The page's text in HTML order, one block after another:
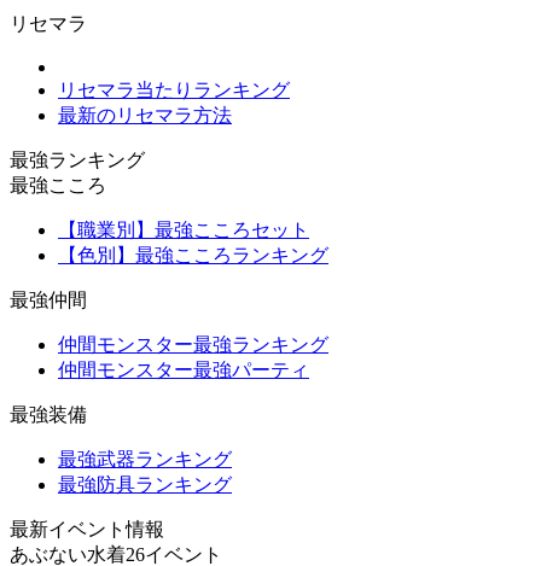
リセマラ
リセマラ当たりランキング
最新のリセマラ方法
最強ランキング
最強こころ
【職業別】最強こころセット
【色別】最強こころランキング
最強仲間
仲間モンスター最強ランキング
仲間モンスター最強パーティ
最強装備
最強武器ランキング
最強防具ランキング
最新イベント情報
あぶない水着26イベント